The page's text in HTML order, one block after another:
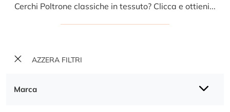
AZZERA FILTRI
Marca
Cerchi Poltrone classiche in tessuto? Clicca e ottieni informazioni sul modello Arrighina di Fox Italia.